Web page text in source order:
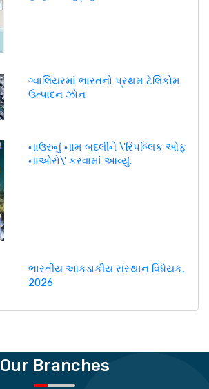
ગ્વાલિયરમાં ભારતનો પ્રથમ ટેલિકોમ
ઉત્પાદન ઝોન
નાઉરુનું નામ બદલીને \'રિપબ્લિક ઓફ
નાઓરો\' કરવામાં આવ્યું.
ભારતીય આંકડાકીય સંસ્થાન વિધેયક,
2026
Our Branches